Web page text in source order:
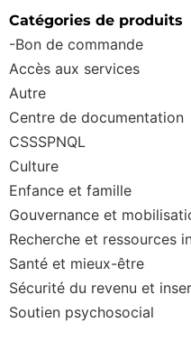
Catégories de produits
-Bon de commande
Accès aux services
Autre
Centre de documentation
CSSSPNQL
Culture
Enfance et famille
Gouvernance et
Recherche et ressources
Santé et mieux-être
Sécurité du revenu et
Soutien psychosocial